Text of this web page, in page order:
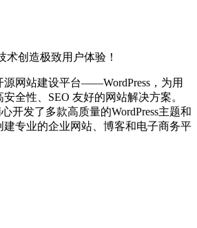
术创造极致用户体验！
网站建设平台——WordPress，为用
全性、SEO 友好的网站解决方案。
开发了多款高质量的WordPress主题和
专业的企业网站、博客和电子商务平